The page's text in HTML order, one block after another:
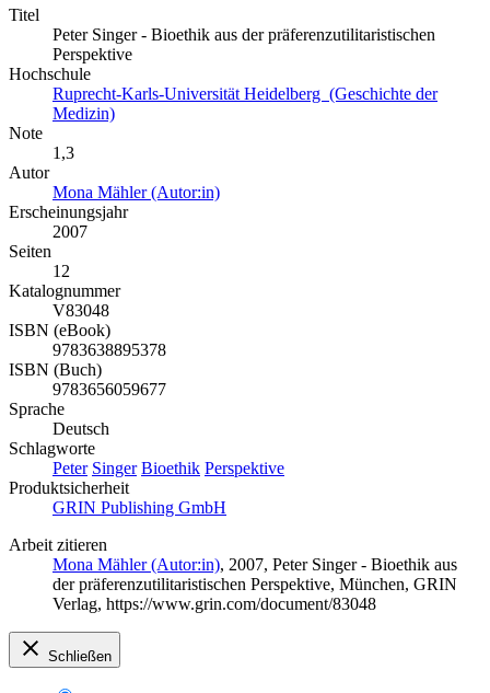
Titel
Peter Singer - Bioethik aus der präferenzutilitaristischen
Perspektive
Hochschule
Ruprecht-Karls-Universität Heidelberg (Geschichte der
Medizin)
Note
1,3
Autor
Mona Mähler (Autor:in)
Erscheinungsjahr
2007
Seiten
12
Katalognummer
V83048
ISBN (eBook)
9783638895378
ISBN (Buch)
9783656059677
Sprache
Deutsch
Schlagworte
Peter Singer Bioethik Perspektive
Produktsicherheit
GRIN Publishing GmbH
Arbeit zitieren
Mona Mähler (Autor:in), 2007, Peter Singer - Bioethik aus
der präferenzutilitaristischen Perspektive, München, GRIN
Verlag, https://www.grin.com/document/83048
Schließen